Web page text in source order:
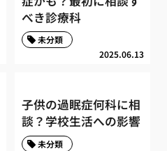
べき診療科
2025.06.13
未分類
子供の過眠症何科に相
談？学校生活への影響
未分類